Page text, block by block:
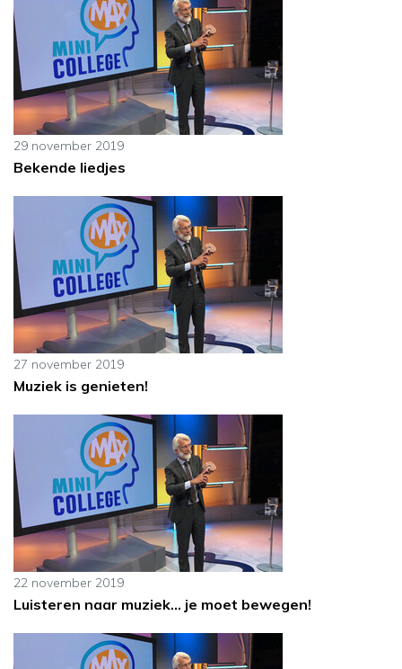
29 november 2019
Bekende liedjes
27 november 2019
Muziek is genieten!
22 november 2019
Luisteren naar muziek... je moet bewegen!